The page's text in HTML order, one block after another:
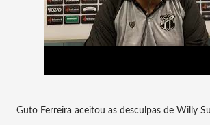
Guto Ferreira aceitou as desculpas de Willy